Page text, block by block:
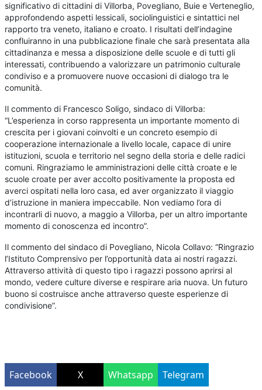
significativo di cittadini di Villorba, Povegliano, Buie e Verteneglio,
approfondendo aspetti lessicali, sociolinguistici e sintattici nel
rapporto tra veneto, italiano e croato. I risultati dell’indagine
confluiranno in una pubblicazione finale che sarà presentata alla
cittadinanza e messa a disposizione delle scuole e di tutti gli
interessati, contribuendo a valorizzare un patrimonio culturale
condiviso e a promuovere nuove occasioni di dialogo tra le
comunità.
Il commento di Francesco Soligo, sindaco di Villorba:
“L’esperienza in corso rappresenta un importante momento di
crescita per i giovani coinvolti e un concreto esempio di
cooperazione internazionale a livello locale, capace di unire
istituzioni, scuola e territorio nel segno della storia e delle radici
comuni. Ringraziamo le amministrazioni delle città croate e le
scuole croate per aver accolto positivamente la proposta ed
averci ospitati nella loro casa, ed aver organizzato il viaggio
d’istruzione in maniera impeccabile. Non vediamo l’ora di
incontrarli di nuovo, a maggio a Villorba, per un altro importante
momento di conoscenza ed incontro”.
Il commento del sindaco di Povegliano, Nicola Collavo: “Ringrazio
l’Istituto Comprensivo per l’opportunità data ai nostri ragazzi.
Attraverso attività di questo tipo i ragazzi possono aprirsi al
mondo, vedere culture diverse e respirare aria nuova. Un futuro
buono si costruisce anche attraverso queste esperienze di
condivisione”.
Facebook X Whatsapp Telegram